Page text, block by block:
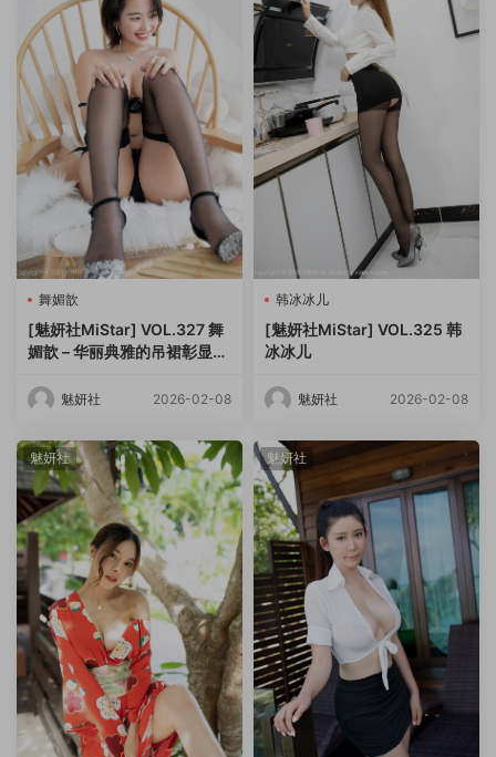
舞媚歆
[魅妍社MiStar] VOL.327 舞
媚歆 – 华丽典雅的吊裙彰显高
魅妍社 2026-02-08
韩冰冰儿
[魅妍社MiStar] VOL.325 韩
冰冰儿
魅妍社 2026-02-08
魅妍社 魅妍社